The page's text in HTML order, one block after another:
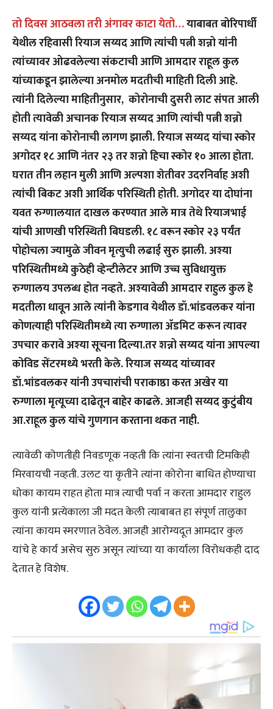
तो दिवस आठवला तरी अंगावर काटा येतो…याबाबत बोरिपार्धी
येथील रहिवासी रियाज सय्यद आणि त्यांची पत्नी शन्नो यांनी
त्यांच्यावर ओढवलेल्या संकटाची आणि आमदार राहूल कुल
यांच्याकडून झालेल्या अनमोल मदतीची माहिती दिली आहे.
त्यांनी दिलेल्या माहितीनुसार, कोरोनाची दुसरी लाट संपत आली
होती त्यावेळी अचानक रियाज सय्यद आणि त्यांची पत्नी शन्नो
सय्यद यांना कोरोनाची लागण झाली. रियाज सय्यद यांचा स्कोर
अगोदर १८ आणि नंतर २३ तर शन्नो हिचा स्कोर १० आला होता.
घरात तीन लहान मुली आणि अल्पशा शेतीवर उदरनिर्वाह अशी
त्यांची बिकट अशी आर्थिक परिस्थिती होती. अगोदर या दोघांना
यवत रुग्णालयात दाखल करण्यात आले मात्र तेथे रियाजभाई
यांची आणखी परिस्थिती बिघडली. १८ वरून स्कोर २३ पर्यंत
पोहोचला ज्यामुळे जीवन मृत्युची लढाई सुरु झाली. अश्या
परिस्थितीमध्ये कुठेही व्हेन्टीलेटर आणि उच्च सुविधायुक्त
रुग्णालय उपलब्ध होत नव्हते. अश्यावेळी आमदार राहुल कुल हे
मदतीला धावून आले त्यांनी केडगाव येथील डॉ.भांडवलकर यांना
कोणत्याही परिस्थितीमध्ये त्या रुग्णाला अ‍ॅडमिट करून त्यावर
उपचार करावे अश्या सूचना दिल्या.तर शन्नो सय्यद यांना आपल्या
कोविड सेंटरमध्ये भरती केले. रियाज सय्यद यांच्यावर
डॉ.भांडवलकर यांनी उपचारांची पराकाष्ठा करत अखेर या
रुग्णाला मृत्यूच्या दाढेतून बाहेर काढले. आजही सय्यद कुटुंबीय
आ.राहूल कुल यांचे गुणगान करताना थकत नाही.
त्यावेळी कोणतीही निवडणूक नव्हती कि त्यांना स्वतःची टिमकिही
मिरवायची नव्हती. उलट या कृतीने त्यांना कोरोना बाधित होण्याचा
धोका कायम राहत होता मात्र त्याची पर्वा न करता आमदार राहुल
कुल यांनी प्रत्येकाला जी मदत केली त्याबाबत हा संपूर्ण तालुका
त्यांना कायम स्मरणात ठेवेल. आजही आरोग्यदूत आमदार कुल
यांचे हे कार्य असेच सुरु असून त्यांच्या या कार्याला विरोधकही दाद
देतात हे विशेष.